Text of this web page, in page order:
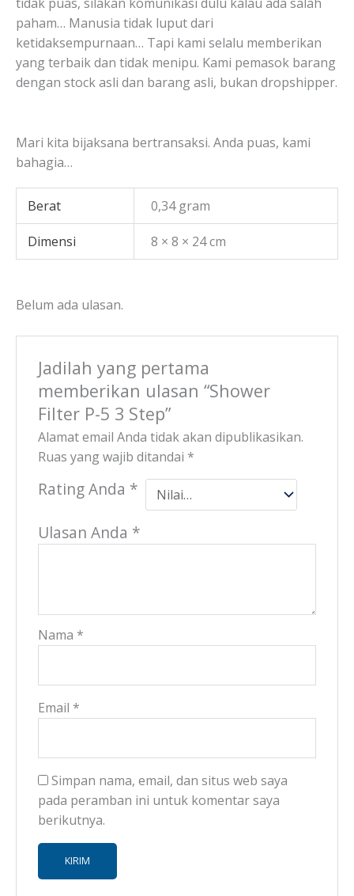
paham… Manusia tidak luput dari
ketidaksempurnaan… Tapi kami selalu memberikan
yang terbaik dan tidak menipu. Kami pemasok barang
dengan stock asli dan barang asli, bukan dropshipper.
Mari kita bijaksana bertransaksi. Anda puas, kami
bahagia…
Berat 0,34 gram
Dimensi 8 × 8 × 24 cm
Belum ada ulasan.
Jadilah yang pertama
memberikan ulasan “Shower
Filter P-5 3 Step”
Alamat email Anda tidak akan dipublikasikan.
Ruas yang wajib ditandai *
Rating Anda *
Ulasan Anda *
Nama *
Email *
Simpan nama, email, dan situs web saya
pada peramban ini untuk komentar saya
berikutnya.